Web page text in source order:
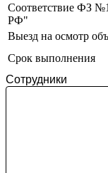
Соответствие ФЗ
РФ"
Выезд на осмотр
Срок выполнения
Сотрудники
Ипатово
Ирбит
Иркутск
Искитим
Истра
Ишим